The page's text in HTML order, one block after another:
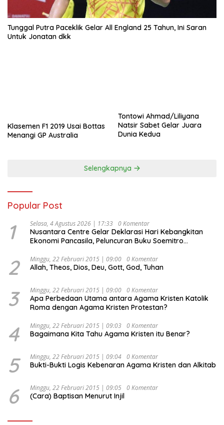
Tunggal Putra Paceklik Gelar All England 25 Tahun, Ini Saran
Untuk Jonatan dkk
Klasemen F1 2019 Usai Bottas
Menangi GP Australia
Tontowi Ahmad/Liliyana
Natsir Sabet Gelar Juara
Dunia Kedua
Selengkapnya
Popular Post
1 Selasa, 4 Agustus 2026 | 17:33 0 Komentar
Nusantara Centre Gelar Deklarasi Hari Kebangkitan
Ekonomi Pancasila, Peluncuran Buku Soemitro
Ekonomi Politik Indonesia) & Simposium Nasional
“Urgensi Undang-Undang Perekonomian Nasional dan
Indonesia Emas 2045”,
2 Minggu, 22 Februari 2015 | 09:00 0 Komentar
Allah, Theos, Dios, Deu, Gott, God, Tuhan
3 Minggu, 22 Februari 2015 | 09:00 0 Komentar
Apa Perbedaan Utama antara Agama Kristen Katolik
Roma dengan Agama Kristen Protestan?
4 Minggu, 22 Februari 2015 | 09:03 0 Komentar
Bagaimana Kita Tahu Agama Kristen itu Benar?
5 Minggu, 22 Februari 2015 | 09:04 0 Komentar
Bukti-Bukti Logis Kebenaran Agama Kristen dan Alkitab
6 Minggu, 22 Februari 2015 | 09:05 0 Komentar
(Cara) Baptisan Menurut Injil